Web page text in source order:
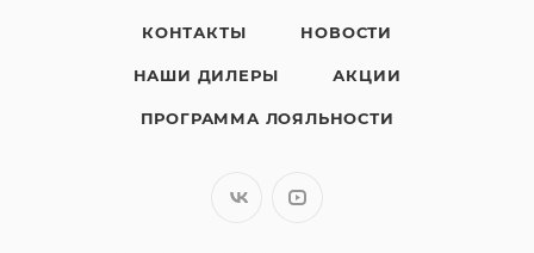
КОНТАКТЫ НОВОСТИ
НАШИ ДИЛЕРЫ АКЦИИ
ПРОГРАММА ЛОЯЛЬНОСТИ